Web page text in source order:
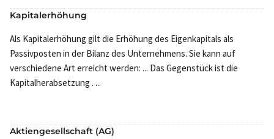
Kapitalerhöhung
Als Kapitalerhöhung gilt die Erhöhung des Eigenkapitals als
Passivposten in der Bilanz des Unternehmens. Sie kann auf
verschiedene Art erreicht werden: ... Das Gegenstück ist die
Kapitalherabsetzung . ...
Aktiengesellschaft (AG)